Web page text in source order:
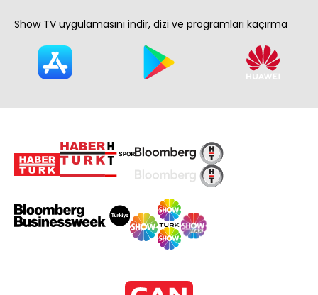
Show TV uygulamasını indir, dizi ve programları kaçırma